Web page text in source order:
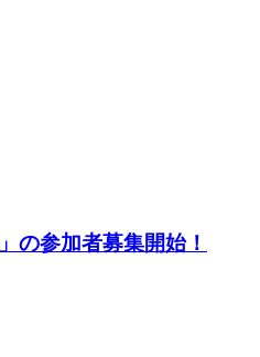
の参加者募集開始！